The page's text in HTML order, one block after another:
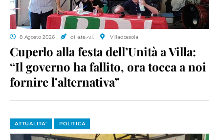
8 Agosto 2026 di a.te.-v.l. Villadossola
Cuperlo alla festa dell’Unità a Villa:
“Il governo ha fallito, ora tocca a noi
fornire l’alternativa”
ATTUALITA' POLITICA